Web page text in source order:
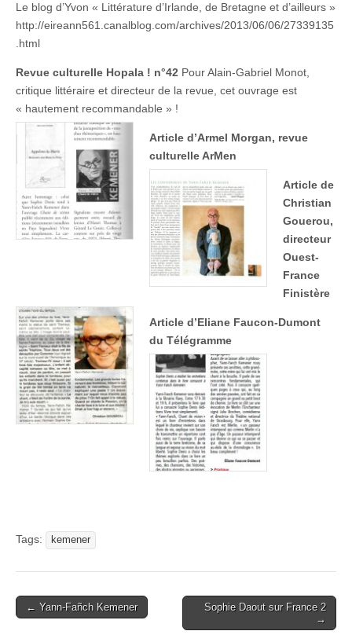
Le blog d’Yvon « Littérature d’Irlande, de Bretagne et d’ailleurs »
http://eireann561.canalblog.com/archives/2013/06/06/27339135
.html
Revue culturelle Hopala ! n°42 Pour Alain-Gabriel Monot,
critique littéraire et directeur de la revue, cet ouvrage est
« hautement recommandable » !
Article d’Armel Morgan, revue
culturelle ArMen
Article de
Christian
Gouerou,
directeur
Ouest-
France
Finistère
Article d’Eliane Faucon-Dumont
du Télégramme
Tags: kemener
Post
← Yann-Fañch Kemener
Sophie Daout sur France 2
→